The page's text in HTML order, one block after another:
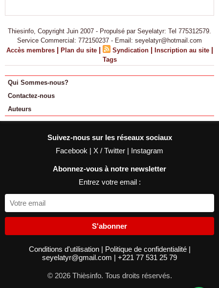
Thiesinfo, Copyright Juin 2007 - Propulsé par Seyelatyr: Tel 775312579.
Service Commercial: 772150237 - Email: seyelatyr@hotmail.com
Accès membres | Plan du site | Syndication | Inscription au site |
Tags
Qui Sommes-nous?
Contactez-nous
Auteurs
Suivez-nous sur les réseaux sociaux
Facebook | X / Twitter | Instagram
Abonnez-vous à notre newsletter
Entrez votre email :
S'abonner
Conditions d'utilisation | Politique de confidentialité |
seyelatyr@gmail.com | +221 77 531 25 79
© 2026 Thièsinfo. Tous droits réservés.